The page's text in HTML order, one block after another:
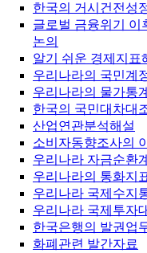
한국의 거시건전성
글로벌 금융위기 이
논의
알기 쉬운 경제지표
우리나라의 국민계
우리나라의 물가통계
한국의 국민대차대
산업연관분석해설
소비자동향조사의
우리나라 자금순환
우리나라의 통화지
우리나라 국제수지
우리나라 국제투자
한국은행의 발권업
화폐관련 발간자료